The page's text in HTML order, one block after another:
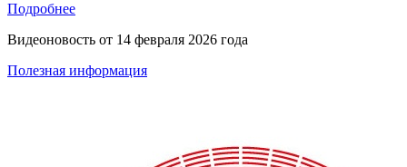
Подробнее
Видеоновость от 14 февраля 2026 года
Полезная информация